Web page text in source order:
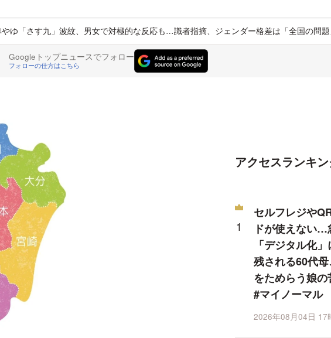
ゆ「さす九」波紋、男女で対極的な反応も…識者指摘、ジェンダー格差は「全国の問題
Googleトップニュースでフォロー
フォローの仕方はこちら
アクセスランキ
セルフレジや
ドが使えない…
「デジタル化
残される60代
をためらう娘
#マイノーマル
2026年08月04日 17